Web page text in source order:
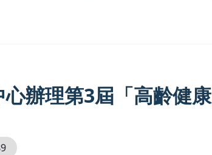
辦理第3屆「高齡健康